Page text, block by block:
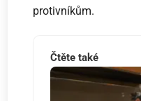
protivníkům.
Čtěte také